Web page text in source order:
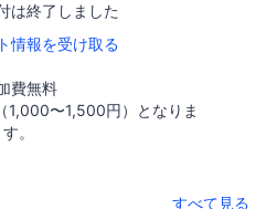
は終了しました
情報を受け取る
費無料
1,000〜1,500円）となりま
す。
すべて見る